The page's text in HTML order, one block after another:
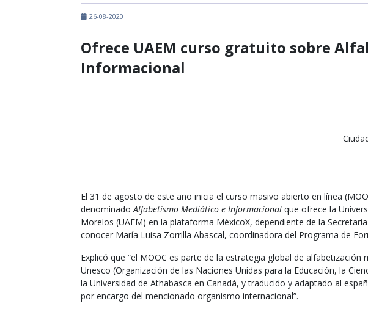
26-08-2020
Ofrece UAEM curso gratuito sobre
Informacional
El 31 de agosto de este año inicia el curso masivo abierto en línea
denominadoAlfabetismo Mediático e Informacional que ofrece la
Morelos (UAEM) en la plataforma MéxicoX, dependiente de la
conocer María Luisa Zorrilla Abascal, coordinadora del Programa de
Explicó que “el MOOC es parte de la estrategia global de alfabetización
Unesco (Organización de las Naciones Unidas para la Educación, la
la Universidad de Athabasca en Canadá, y traducido y adaptado al
por encargo del mencionado organismo internacional”.